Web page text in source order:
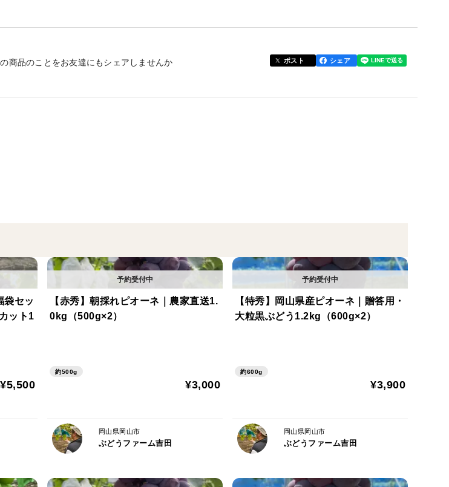
説明
ファーム吉田のシャインマスカットです。
きさ・房の形・色づきが特に優れた最高ランク。贈答用として人気の高い等級です。
あかしゅう）
・品質ともに優れた上位ランク。
や甘さに大きな違いはありません。
（500g×2房）
（600g×2房）
商品のことをお友達にもシェアしませんか ポスト シェア
袋セッ
ット1
¥5,500
【赤秀】朝採れピオーネ｜農家直送1.
0kg（500g×2）
約500g
¥3,000
岡山県岡山市
ぶどうファーム吉田
【特秀】岡山県産ピオーネ｜贈答用・
大粒黒ぶどう1.2kg（600g×2）
約600g
¥3,900
岡山県岡山市
ぶどうファーム吉田